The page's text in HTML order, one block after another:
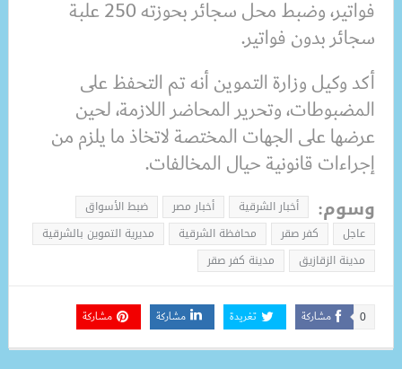
فواتير، وضبط محل سجائر بحوزته 250 علبة
سجائر بدون فواتير.
أكد وكيل وزارة التموين أنه تم التحفظ على
المضبوطات، وتحرير المحاضر اللازمة، لحين
عرضها على الجهات المختصة لاتخاذ ما يلزم من
إجراءات قانونية حيال المخالفات.
وسوم: أخبار الشرقية أخبار مصر
ضبط الأسواق
عاجل
كفر صقر محافظة الشرقية
مديرية التموين بالشرقية
مدينة الزقازيق
مدينة كفر صقر
مشاركة 0 تغريدة مشاركة مشاركة